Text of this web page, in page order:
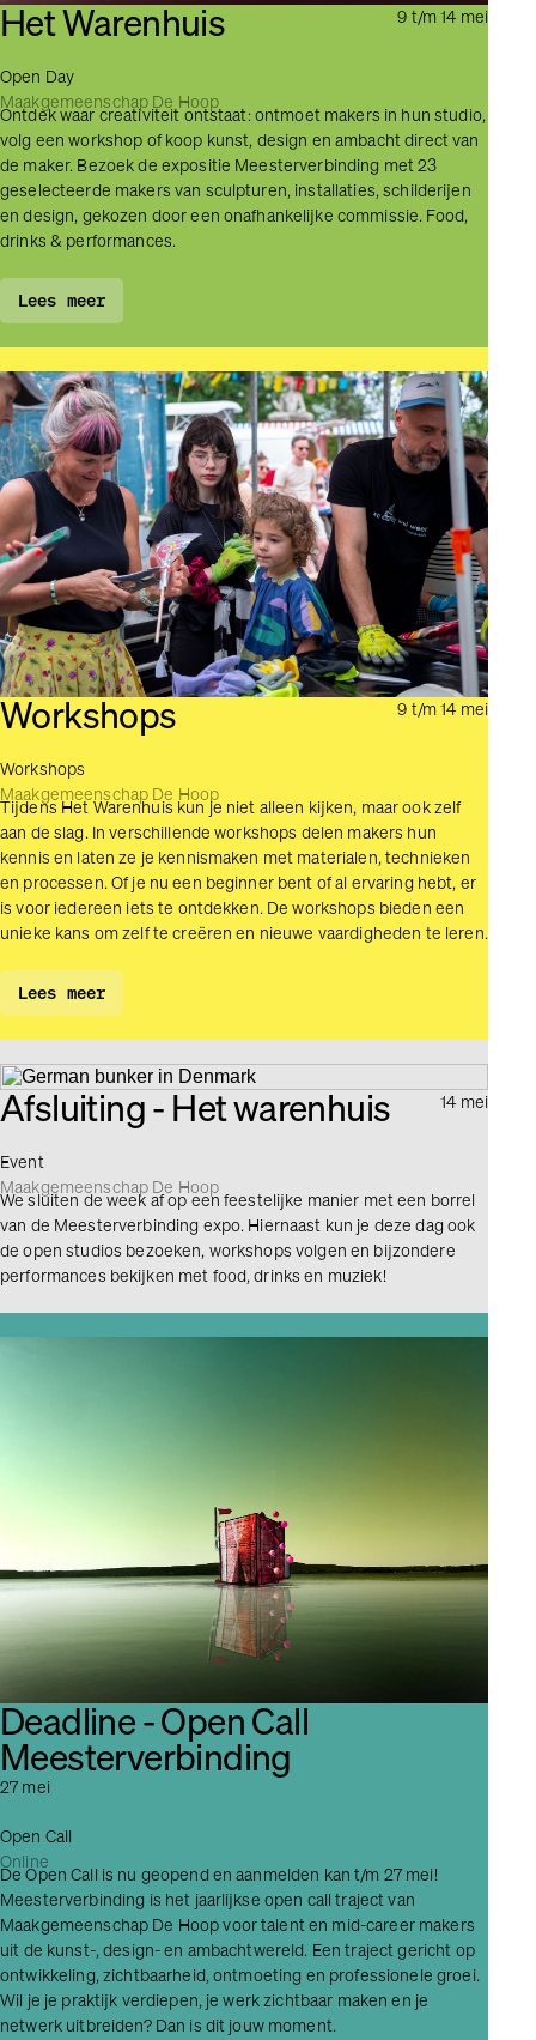
Het Warenhuis 9 t/m 14 mei
Open Day
Maakgemeenschap De Hoop
Ontdek waar creativiteit ontstaat: ontmoet makers in hun studio,
volg een workshop of koop kunst, design en ambacht direct van
de maker. Bezoek de expositie Meesterverbinding met 23
geselecteerde makers van sculpturen, installaties, schilderijen
en design, gekozen door een onafhankelijke commissie. Food,
drinks & performances.
Lees meer
Workshops 9 t/m 14 mei
Workshops
Maakgemeenschap De Hoop
Tijdens Het Warenhuis kun je niet alleen kijken, maar ook zelf
aan de slag. In verschillende workshops delen makers hun
kennis en laten ze je kennismaken met materialen, technieken
en processen. Of je nu een beginner bent of al ervaring hebt, er
is voor iedereen iets te ontdekken. De workshops bieden een
unieke kans om zelf te creëren en nieuwe vaardigheden te leren.
Lees meer
Afsluiting - Het warenhuis 14 mei
Event
Maakgemeenschap De Hoop
We sluiten de week af op een feestelijke manier met een borrel
van de Meesterverbinding expo. Hiernaast kun je deze dag ook
de open studios bezoeken, workshops volgen en bijzondere
performances bekijken met food, drinks en muziek!
Deadline - Open Call
Meesterverbinding
27 mei
Open Call
Online
De Open Call is nu geopend en aanmelden kan t/m 27 mei!
Meesterverbinding is het jaarlijkse open call traject van
Maakgemeenschap De Hoop voor talent en mid-career makers
uit de kunst-, design- en ambachtwereld. Een traject gericht op
ontwikkeling, zichtbaarheid, ontmoeting en professionele groei.
Wil je je praktijk verdiepen, je werk zichtbaar maken en je
netwerk uitbreiden? Dan is dit jouw moment.